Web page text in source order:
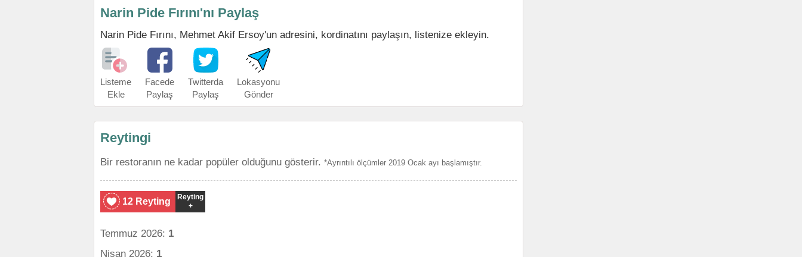
Narin Pide Fırını'nı Paylaş
Narin Pide Fırını, Mehmet Akif Ersoy'un adresini, kordinatını paylaşın, listenize ekleyin.
Listeme
Ekle
Facede
Paylaş
Twitterda
Paylaş
Lokasyonu
Gönder
Reytingi
Bir restoranın ne kadar popüler olduğunu gösterir. *Ayrıntılı ölçümler 2019 Ocak ayı başlamıştır.
12 Reyting
Reyting
+
Temmuz 2026: 1
Nisan 2026: 1